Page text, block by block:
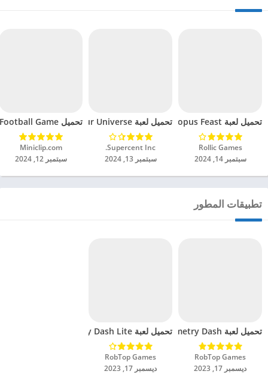
تحميل لعبة Octopus Feast مهكرة للاندرويد 2024
Rollic Games‏
سبتمبر 14, 2024
تحميل لعبة Dinosaur Universe مهكرة للاندرويد 2024
Supercent Inc.‏
سبتمبر 13, 2024
تحميل Soccer Hero PvP Football Game مهكرة للاندرويد 2024
Miniclip.com‏
سبتمبر 12, 2024
تطبيقات المطور
تحميل لعبة Geometry Dash مهكرة للاندرويد 2024
RobTop Games‏
ديسمبر 17, 2023
تحميل لعبة Geometry Dash Lite مهكرة للاندرويد 2024
RobTop Games‏
ديسمبر 17, 2023